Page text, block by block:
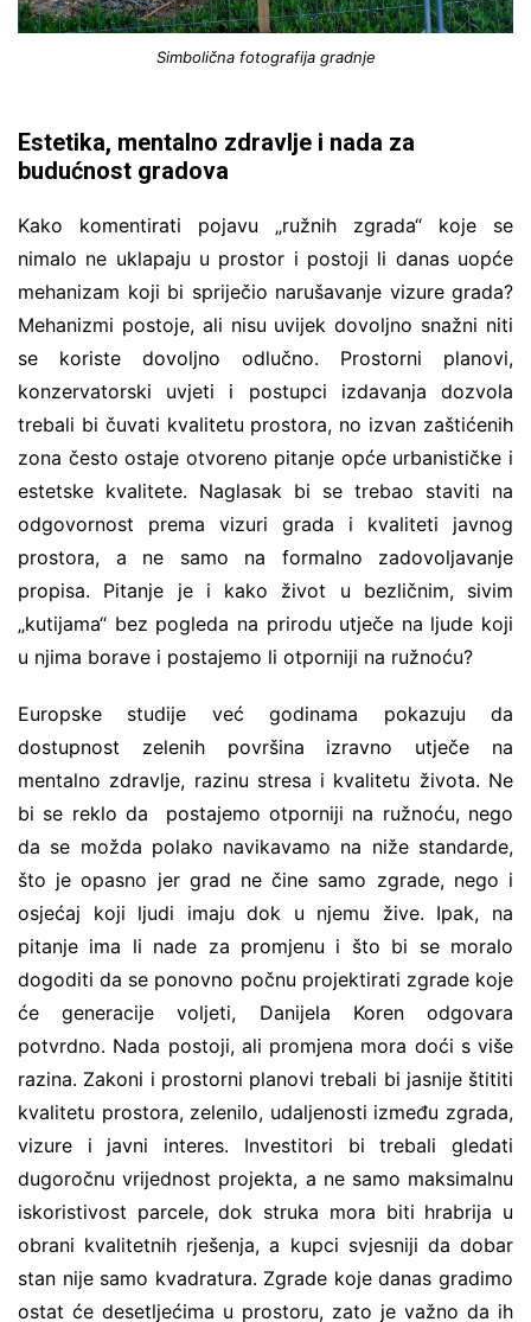
Simbolična fotografija gradnje
Estetika, mentalno zdravlje i nada za
budućnost gradova
Kako komentirati pojavu „ružnih zgrada“ koje se
nimalo ne uklapaju u prostor i postoji li danas uopće
mehanizam koji bi spriječio narušavanje vizure grada?
Mehanizmi postoje, ali nisu uvijek dovoljno snažni niti
se koriste dovoljno odlučno. Prostorni planovi,
konzervatorski uvjeti i postupci izdavanja dozvola
trebali bi čuvati kvalitetu prostora, no izvan zaštićenih
zona često ostaje otvoreno pitanje opće urbanističke i
estetske kvalitete. Naglasak bi se trebao staviti na
odgovornost prema vizuri grada i kvaliteti javnog
prostora, a ne samo na formalno zadovoljavanje
propisa. Pitanje je i kako život u bezličnim, sivim
„kutijama“ bez pogleda na prirodu utječe na ljude koji
u njima borave i postajemo li otporniji na ružnoću?
Europske studije već godinama pokazuju da
dostupnost zelenih površina izravno utječe na
mentalno zdravlje, razinu stresa i kvalitetu života. Ne
bi se reklo da postajemo otporniji na ružnoću, nego
da se možda polako navikavamo na niže standarde,
što je opasno jer grad ne čine samo zgrade, nego i
osjećaj koji ljudi imaju dok u njemu žive. Ipak, na
pitanje ima li nade za promjenu i što bi se moralo
dogoditi da se ponovno počnu projektirati zgrade koje
će generacije voljeti, Danijela Koren odgovara
potvrdno. Nada postoji, ali promjena mora doći s više
razina. Zakoni i prostorni planovi trebali bi jasnije štititi
kvalitetu prostora, zelenilo, udaljenosti između zgrada,
vizure i javni interes. Investitori bi trebali gledati
dugoročnu vrijednost projekta, a ne samo maksimalnu
iskoristivost parcele, dok struka mora biti hrabrija u
obrani kvalitetnih rješenja, a kupci svjesniji da dobar
stan nije samo kvadratura. Zgrade koje danas gradimo
ostat će desetljećima u prostoru, zato je važno da ih